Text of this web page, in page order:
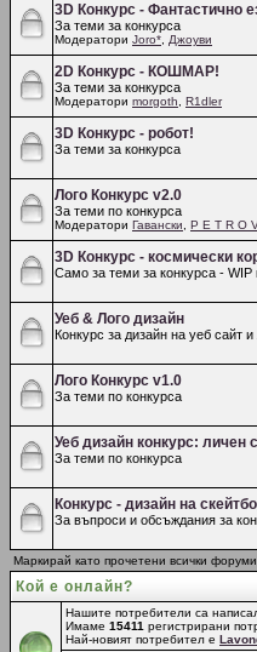
3D Конкурс - Фантастично
За теми за конкурса
Модератори Joro* Джоуви
2D Конкурс - КОШМАР!
За теми за конкурса
Модератори morgoth R1dler
3D Конкурс - робот!
За теми за конкурса
Лого Конкурс v2.0
За теми по конкурса
Модератори Гавански P E T R O
3D Конкурс - космически
Само за теми за конкурса -
Уеб & Лого дизайн
Конкурс за дизайн на уеб сайт
Лого Конкурс v1.0
За теми по конкурса
Уеб дизайн конкурс: личен
За теми по конкурса
Конкурс - дизайн на
За въпроси и обсъждания за
Маркирай като прочетени всички форуми
Кой е онлайн?
Нашите потребители са
Имаме 15411 регистрирани
Най-новият потребител е